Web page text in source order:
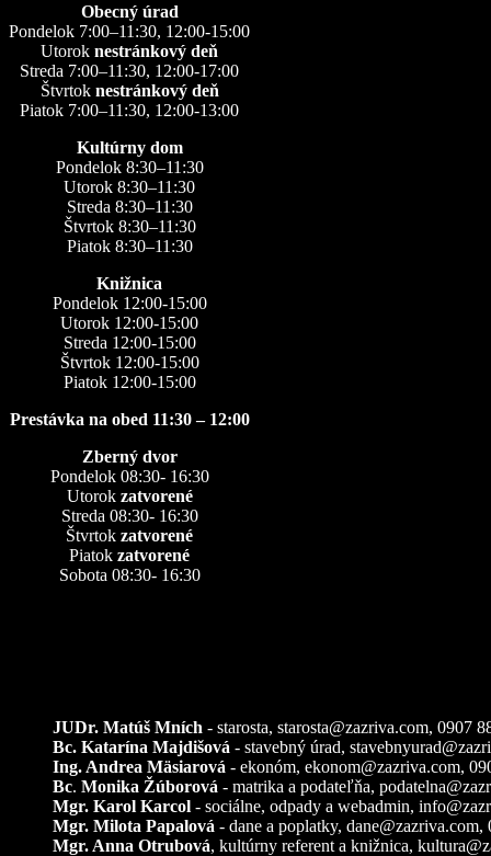
Obecný úrad
Pondelok 7:00–11:30, 12:00-15:00
Utorok nestránkový deň
Streda 7:00–11:30, 12:00-17:00
Štvrtok nestránkový deň
Piatok 7:00–11:30, 12:00-13:00
Kultúrny dom
Pondelok 8:30–11:30
Utorok 8:30–11:30
Streda 8:30–11:30
Štvrtok 8:30–11:30
Piatok 8:30–11:30
Knižnica
Pondelok 12:00-15:00
Utorok 12:00-15:00
Streda 12:00-15:00
Štvrtok 12:00-15:00
Piatok 12:00-15:00
Prestávka na obed 11:30 – 12:00
Zberný dvor
Pondelok 08:30- 16:30
Utorok zatvorené
Streda 08:30- 16:30
Štvrtok zatvorené
Piatok zatvorené
Sobota 08:30- 16:30
JUDr. Matúš Mních - starosta, starosta@zazriva.com, 0907
Bc. Katarína Majdišová - stavebný úrad,
Ing. Andrea Mäsiarová - ekonóm, ekonom@zazriva.com,
Bc. Monika Žúborová - matrika a podateľňa,
Mgr. Karol Karcol - sociálne, odpady a webadmin,
Mgr. Milota Papalová - dane a poplatky, dane@zazriva.com,
Mgr. Anna Otrubová, kultúrny referent a knižnica,